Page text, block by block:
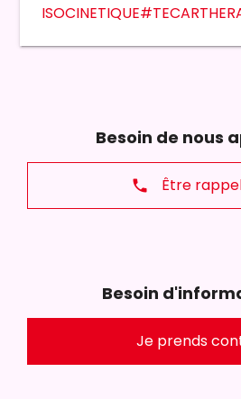
Besoin de nous
phone Être
Besoin
Je prends